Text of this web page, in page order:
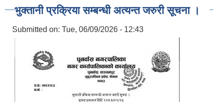
भुक्तानी प्रक्रिया सम्बन्धी अत्यन्त जरुरी सूचना ।
Submitted on: Tue, 06/09/2026 - 12:43